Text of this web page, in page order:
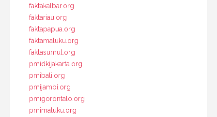
faktakalbar.org
faktariau.org
faktapapua.org
faktamaluku.org
faktasumut.org
pmidkijakarta.org
pmibali.org
pmijambi.org
pmigorontalo.org
pmimaluku.org